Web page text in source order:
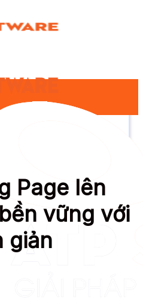
Page lên
vững với
giản